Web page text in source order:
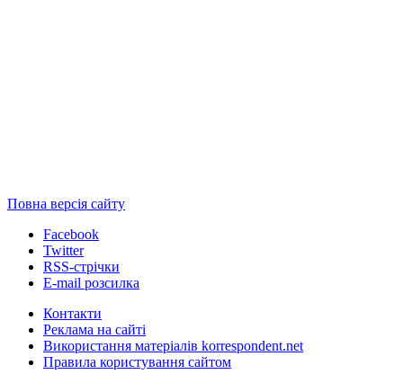
Повна версія сайту
Facebook
Twitter
RSS-стрічки
E-mail розсилка
Контакти
Реклама на сайті
Використання матеріалів korrespondent.net
Правила користування сайтом